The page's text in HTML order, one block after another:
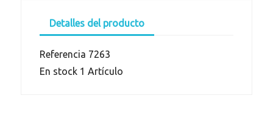
Detalles del producto
Referencia 7263
En stock 1 Artículo